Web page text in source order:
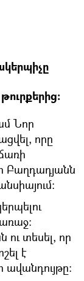
Նոր
որը
Բաղդադյանն
ու տեսել, որ
է